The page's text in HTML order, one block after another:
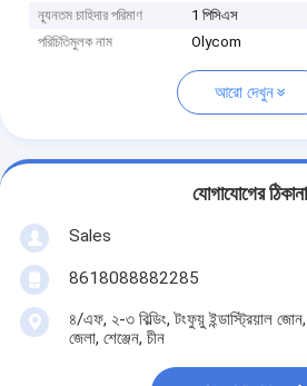
ন্যূনতম চাহিদার পরিমাণ
1 পিসিএস
পরিচিতিমুলক নাম
Olycom
আরো দেখুন
যোগাযোগের ঠিকানা
Sales
8618088882285
৪/এফ, ২-৩ বিল্ডিং, টংফুয়ু ইন্ডাস্ট্রিয়াল
জেলা, শেঞ্জেন, চীন